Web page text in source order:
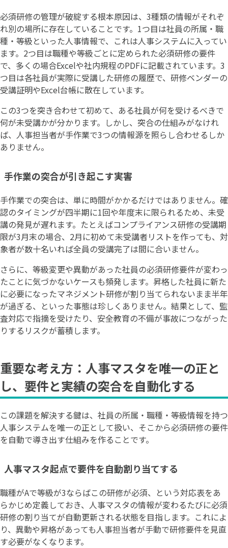
必須研修の管理が破綻する根本原因は、3種類の情報がそれぞ
れ別の場所に存在していることです。1つ目は社員の所属・職
種・等級といった人事情報で、これは人事システムに入ってい
ます。2つ目は職種や等級ごとに定められた必須研修の要件
で、多くの場合Excelや社内規程のPDFに記載されています。3
つ目は各社員が実際に受講した研修の履歴で、研修ベンダーの
受講証明やExcel台帳に散在しています。
この3つを突き合わせて初めて、ある社員が何を受けるべきで
何が未受講かが分かります。しかし、突合の仕組みがなけれ
ば、人事担当者が手作業で3つの情報源を照らし合わせるしか
ありません。
手作業の突合が引き起こす実害
手作業での突合は、単に時間がかかるだけではありません。確
認のタイミングが四半期に1回や年度末に限られるため、未受
講の発見が遅れます。たとえばコンプライアンス研修の受講期
限が3月末の場合、2月に初めて未受講者リストを作っても、対
象者が数十名いれば全員の受講完了は間に合いません。
さらに、等級変更や異動があった社員の必須研修要件が変わっ
たことに気づかないケースも頻発します。昇格した社員に新た
に必要になったマネジメント研修が割り当てられないまま半年
が過ぎる、といった事態は珍しくありません。結果として、監
査対応で指摘を受けたり、安全教育の不備が事故につながった
りするリスクが蓄積します。
重要な考え方：人事マスタを唯一の正と
し、要件と実績の突合を自動化する
この課題を解決する鍵は、社員の所属・職種・等級情報を持つ
人事システムを唯一の正として扱い、そこから必須研修の要件
を自動で導き出す仕組みを作ることです。
人事マスタ起点で要件を自動割り当てする
職種がAで等級が3ならばこの研修が必須、という対応表をあ
らかじめ定義しておき、人事マスタの情報が変わるたびに必須
研修の割り当てが自動更新される状態を目指します。これによ
り、異動や昇格があっても人事担当者が手動で研修要件を見直
す必要がなくなります。